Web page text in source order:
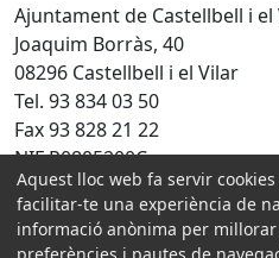
Ajuntament de Castellbell i el
Joaquim Borràs, 40
08296 Castellbell i el Vilar
Tel. 93 834 03 50
Fax 93 828 21 22
NIF P0805200C
Amb la col·laboració de:
Aquest lloc web fa servir
facilitar-te una experiència de
informació anònima per